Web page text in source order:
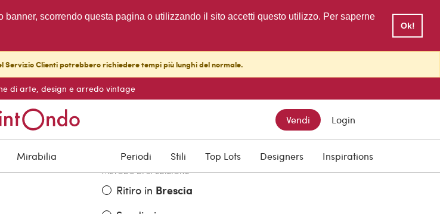
scorrendo questa pagina o utilizzando il sito accetti questo utilizzo. Per saperne
Ok!
Servizio Clienti potrebbero richiedere tempi più lunghi del normale.
di arte, design e arredo vintage
Vendi Login
Mirabilia Periodi Stili Top Lots Designers Inspirations
€ 500,00
METODO DI SPEDIZIONE
Ritiro in Brescia